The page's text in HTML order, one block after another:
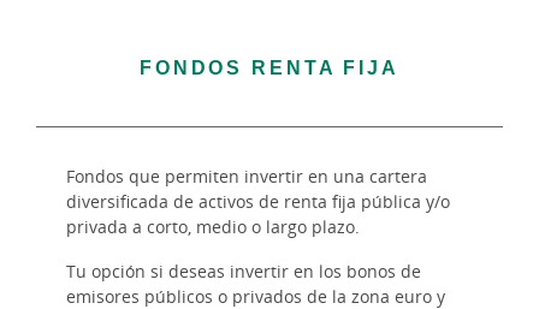
FONDOS RENTA FIJA
Fondos que permiten invertir en una cartera
diversificada de activos de renta fija pública y/o
privada a corto, medio o largo plazo.
Tu opción si deseas invertir en los bonos de
emisores públicos o privados de la zona euro y